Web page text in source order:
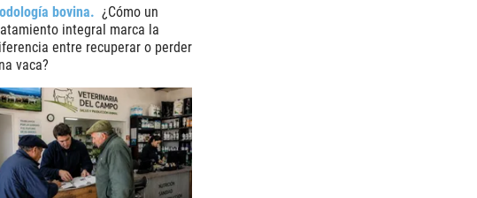
bovina
¿Cómo un
integral marca la
entre recuperar o perder
vaca?